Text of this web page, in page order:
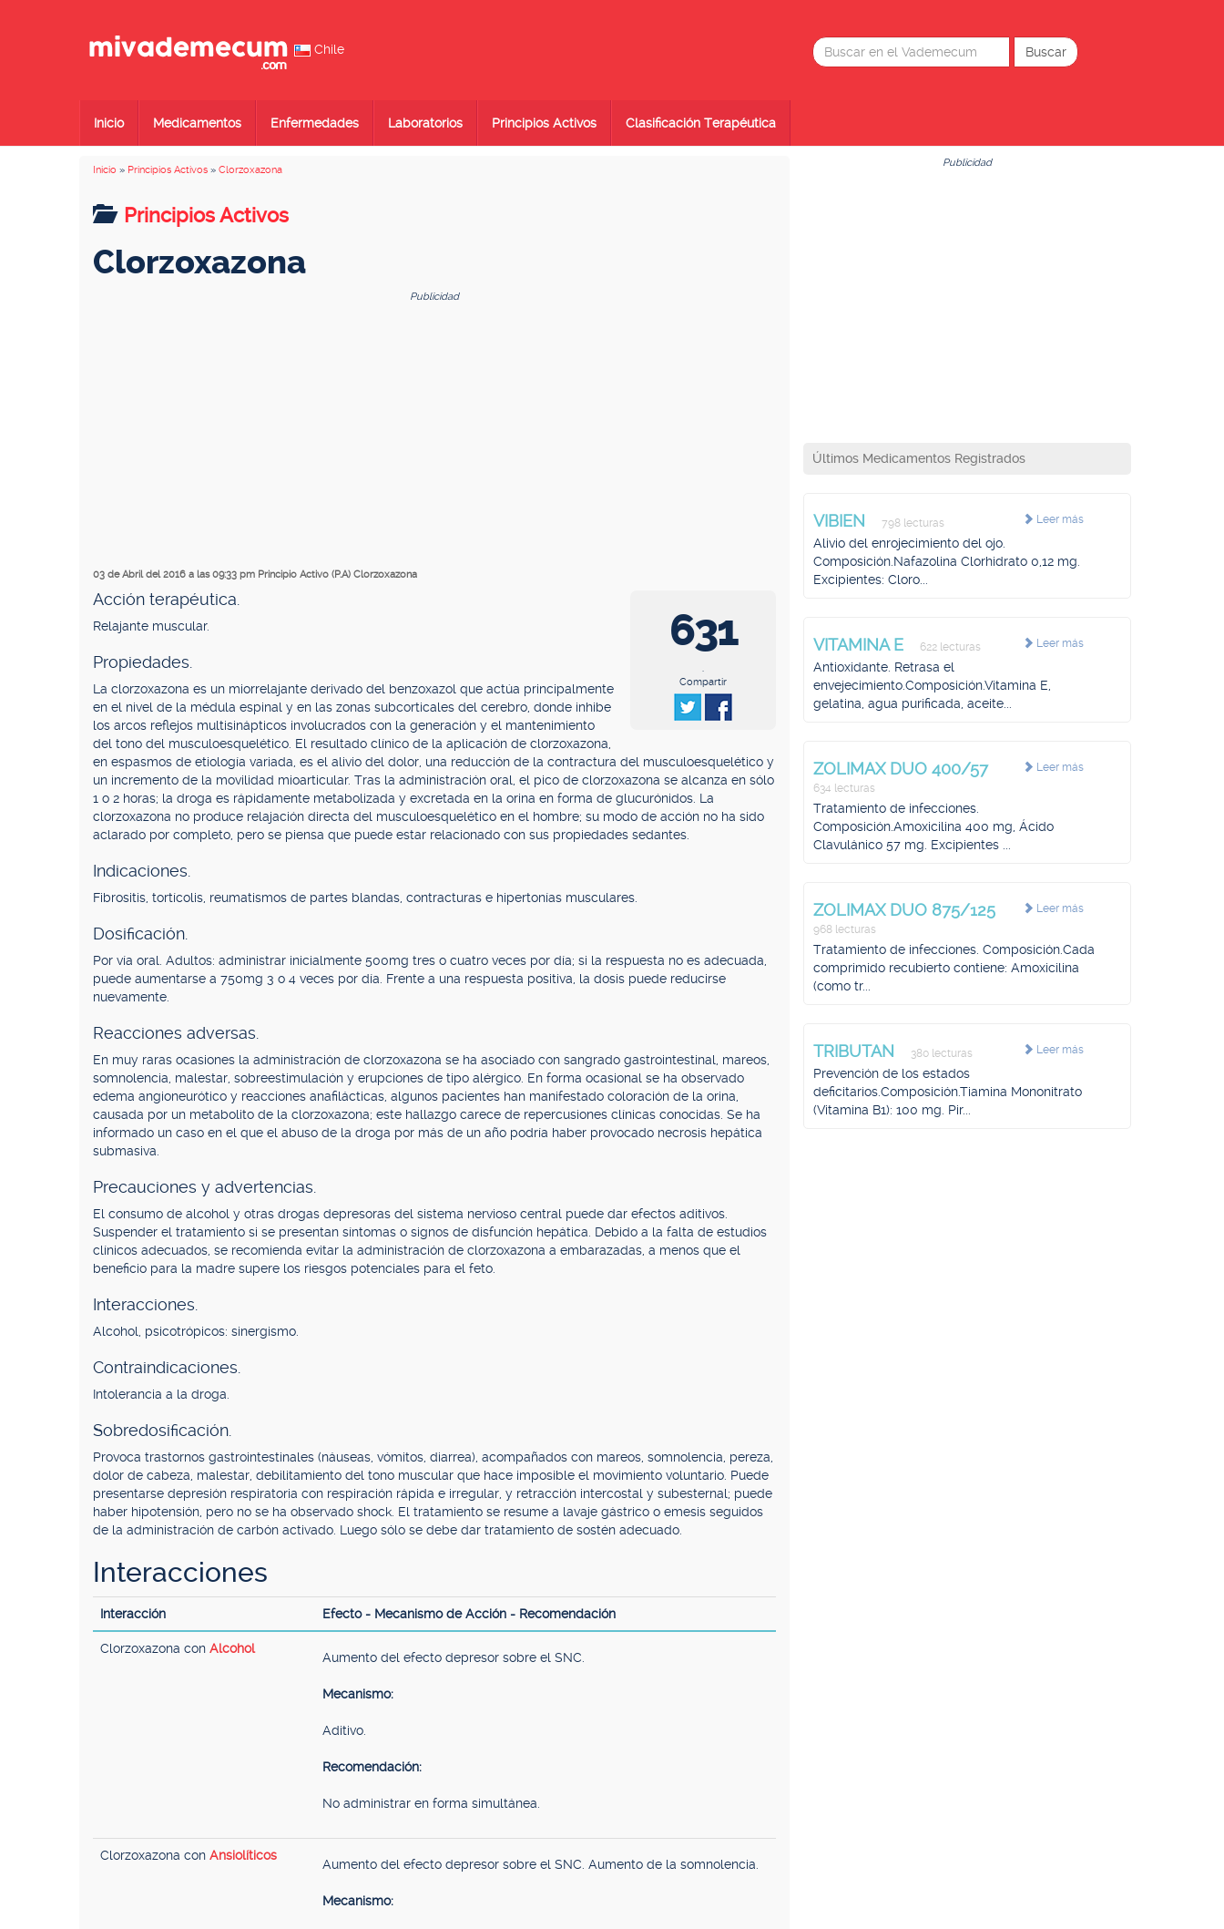
Chile
Inicio Medicamentos Enfermedades Laboratorios Principios Activos Clasificación Terapéutica
Inicio » Principios Activos » Clorzoxazona
Principios Activos
Clorzoxazona
Publicidad
03 de Abril del 2016 a las 09:33 pm Principio Activo (P.A) Clorzoxazona
631
.
Compartir
Acción terapéutica.
Relajante muscular.
Propiedades.
La clorzoxazona es un miorrelajante derivado del benzoxazol que actúa principalmente
en el nivel de la médula espinal y en las zonas subcorticales del cerebro, donde inhibe
los arcos reflejos multisinápticos involucrados con la generación y el mantenimiento
del tono del musculoesquelético. El resultado clínico de la aplicación de clorzoxazona,
en espasmos de etiología variada, es el alivio del dolor, una reducción de la contractura del musculoesquelético y
un incremento de la movilidad mioarticular. Tras la administración oral, el pico de clorzoxazona se alcanza en sólo
1 o 2 horas; la droga es rápidamente metabolizada y excretada en la orina en forma de glucurónidos. La
clorzoxazona no produce relajación directa del musculoesquelético en el hombre; su modo de acción no ha sido
aclarado por completo, pero se piensa que puede estar relacionado con sus propiedades sedantes.
Indicaciones.
Fibrositis, tortícolis, reumatismos de partes blandas, contracturas e hipertonías musculares.
Dosificación.
Por vía oral. Adultos: administrar inicialmente 500mg tres o cuatro veces por día; si la respuesta no es adecuada,
puede aumentarse a 750mg 3 o 4 veces por día. Frente a una respuesta positiva, la dosis puede reducirse
nuevamente.
Reacciones adversas.
En muy raras ocasiones la administración de clorzoxazona se ha asociado con sangrado gastrointestinal, mareos,
somnolencia, malestar, sobreestimulación y erupciones de tipo alérgico. En forma ocasional se ha observado
edema angioneurótico y reacciones anafilácticas, algunos pacientes han manifestado coloración de la orina,
causada por un metabolito de la clorzoxazona; este hallazgo carece de repercusiones clínicas conocidas. Se ha
informado un caso en el que el abuso de la droga por más de un año podría haber provocado necrosis hepática
submasiva.
Precauciones y advertencias.
El consumo de alcohol y otras drogas depresoras del sistema nervioso central puede dar efectos aditivos.
Suspender el tratamiento si se presentan síntomas o signos de disfunción hepática. Debido a la falta de estudios
clínicos adecuados, se recomienda evitar la administración de clorzoxazona a embarazadas, a menos que el
beneficio para la madre supere los riesgos potenciales para el feto.
Interacciones.
Alcohol, psicotrópicos: sinergismo.
Contraindicaciones.
Intolerancia a la droga.
Sobredosificación.
Provoca trastornos gastrointestinales (náuseas, vómitos, diarrea), acompañados con mareos, somnolencia, pereza,
dolor de cabeza, malestar, debilitamiento del tono muscular que hace imposible el movimiento voluntario. Puede
presentarse depresión respiratoria con respiración rápida e irregular, y retracción intercostal y subesternal; puede
haber hipotensión, pero no se ha observado shock. El tratamiento se resume a lavaje gástrico o emesis seguidos
de la administración de carbón activado. Luego sólo se debe dar tratamiento de sostén adecuado.
Interacciones
Interacción Efecto - Mecanismo de Acción - Recomendación
Clorzoxazona con Alcohol
Aumento del efecto depresor sobre el SNC.
Mecanismo:
Aditivo.
Recomendación:
No administrar en forma simultánea.
Clorzoxazona con Ansiolíticos
Aumento del efecto depresor sobre el SNC. Aumento de la somnolencia.
Mecanismo:
Publicidad
Últimos Medicamentos Registrados
Leer más
VIBIEN 798 lecturas
Alivio del enrojecimiento del ojo.
Composición.Nafazolina Clorhidrato 0,12 mg.
Excipientes: Cloro...
Leer más
VITAMINA E 622 lecturas
Antioxidante. Retrasa el
envejecimiento.Composición.Vitamina E,
gelatina, agua purificada, aceite...
Leer más
ZOLIMAX DUO 400/57
634 lecturas
Tratamiento de infecciones.
Composición.Amoxicilina 400 mg, Ácido
Clavulánico 57 mg. Excipientes ...
Leer más
ZOLIMAX DUO 875/125
968 lecturas
Tratamiento de infecciones. Composición.Cada
comprimido recubierto contiene: Amoxicilina
(como tr...
Leer más
TRIBUTAN 380 lecturas
Prevención de los estados
deficitarios.Composición.Tiamina Mononitrato
(Vitamina B1): 100 mg. Pir...